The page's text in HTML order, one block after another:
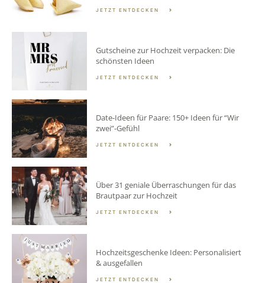
JETZT ENTDECKEN
Gutscheine zur Hochzeit verpacken: Die
schönsten Ideen
JETZT ENTDECKEN
Date-Ideen für Paare: 150+ Ideen für “Wir
zwei”-Gefühl
JETZT ENTDECKEN
Über 31 geniale Überraschungen für das
Brautpaar zur Hochzeit
JETZT ENTDECKEN
Hochzeitsgeschenke Ideen: Personalisiert
& ausgefallen
JETZT ENTDECKEN